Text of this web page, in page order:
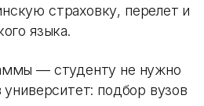
страховку, перелет и
языка.
— студенту не нужно
университет: подбор вузов